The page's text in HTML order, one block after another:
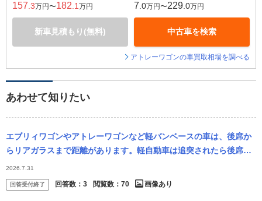
157 .3万円〜182 .1 万円
新車見積もり(無料)
7 .0万円〜229 .0万円
中古車を検索
アトレーワゴンの車買取相場を調べる
あわせて知りたい
エブリィワゴンやアトレーワゴンなど軽バンベースの車は、後席か
らリアガラスまで距離があります。軽自動車は追突されたら後席が
危険ですが、この車種なら大丈夫ですか？ まぁフロントがその分弱
いと思いますが…
2026.7.31
回答受付終了 回答数： 3 閲覧数： 70 画像あり